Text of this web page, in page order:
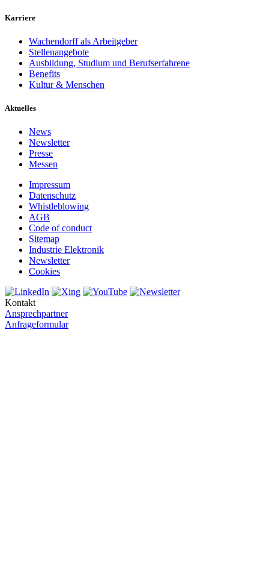
Karriere
Wachendorff als Arbeitgeber
Stellenangebote
Ausbildung, Studium und Berufserfahrene
Benefits
Kultur & Menschen
Aktuelles
News
Newsletter
Presse
Messen
Impressum
Datenschutz
Whistleblowing
AGB
Code of conduct
Sitemap
Industrie Elektronik
Newsletter
Cookies
Kontakt
Ansprechpartner
Anfrageformular